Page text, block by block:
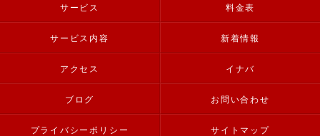
サービス 料金表
サービス内容 新着情報
アクセス イナバ
ブログ お問い合わせ
プライバシーポリシー サイトマップ